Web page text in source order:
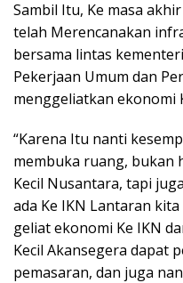
Sambil Itu, Ke masa
telah Merencanakan
bersama lintas
Pekerjaan Umum dan
menggeliatkan ekonomi
“Karena Itu nanti
membuka ruang, bukan
Kecil Nusantara, tapi
ada Ke IKN Lantaran
geliat ekonomi Ke IKN
Kecil Akansegera dapat
pemasaran, dan juga